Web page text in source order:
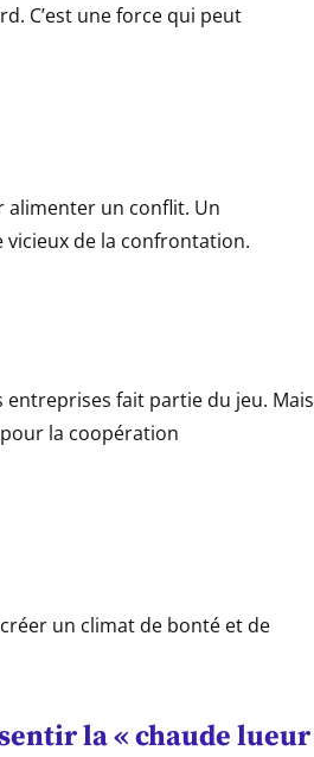
C’est une force qui peut
alimenter un conflit. Un
de la confrontation.
fait partie du jeu. Mais
pour la coopération
un climat de bonté et de
la « chaude lueur